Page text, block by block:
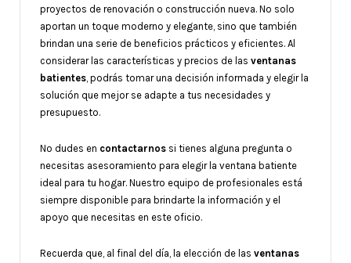
proyectos de renovación o construcción nueva. No solo
aportan un toque moderno y elegante, sino que también
brindan una serie de beneficios prácticos y eficientes. Al
considerar las características y precios de las ventanas
batientes , podrás tomar una decisión informada y elegir la
solución que mejor se adapte a tus necesidades y
presupuesto.
No dudes en contactarnos si tienes alguna pregunta o
necesitas asesoramiento para elegir la ventana batiente
ideal para tu hogar. Nuestro equipo de profesionales está
siempre disponible para brindarte la información y el
apoyo que necesitas en este oficio.
Recuerda que, al final del día, la elección de las ventanas